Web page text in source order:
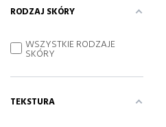
RODZAJ SKÓRY
WSZYSTKIE RODZAJE
SKÓRY
TEKSTURA